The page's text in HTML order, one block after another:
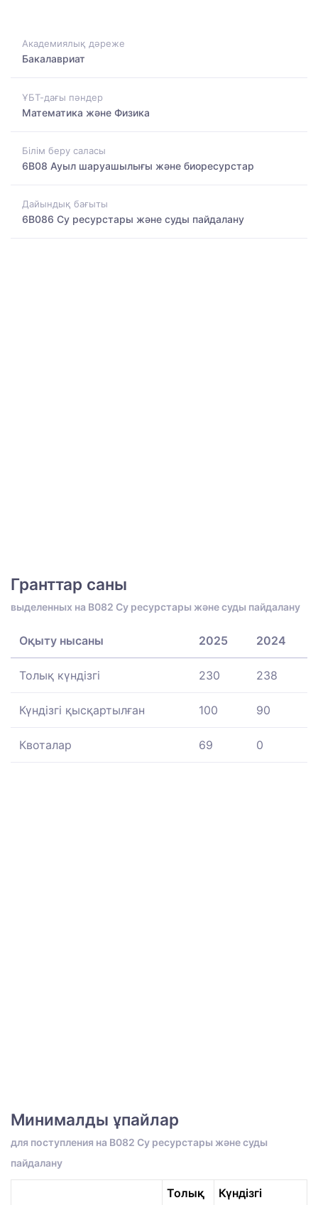
Академиялық дәреже
Бакалавриат
ҰБТ-дағы пәндер
Математика және Физика
Білім беру саласы
6B08 Ауыл шаруашылығы және биоресурстар
Дайындық бағыты
6B086 Су ресурстары және суды пайдалану
Гранттар саны
выделенных на B082 Су ресурстары және суды пайдалану
Оқыту нысаны 2025 2024
Толық күндізгі 230 238
Күндізгі қысқартылған 100 90
Квоталар 69 0
Минималды ұпайлар
для поступления на B082 Су ресурстары және суды
пайдалану
Толық
Күндізгі